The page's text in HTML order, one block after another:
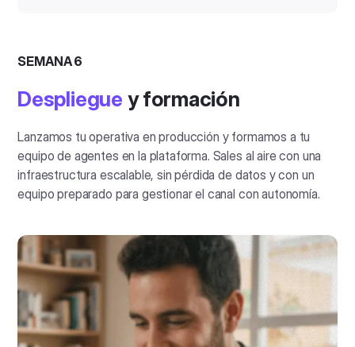
SEMANA 6
Despliegue y formación
Lanzamos tu operativa en producción y formamos a tu
equipo de agentes en la plataforma. Sales al aire con una
infraestructura escalable, sin pérdida de datos y con un
equipo preparado para gestionar el canal con autonomía.